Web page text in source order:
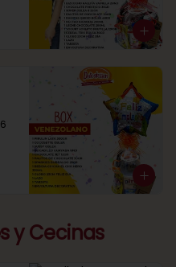
y Cecinas